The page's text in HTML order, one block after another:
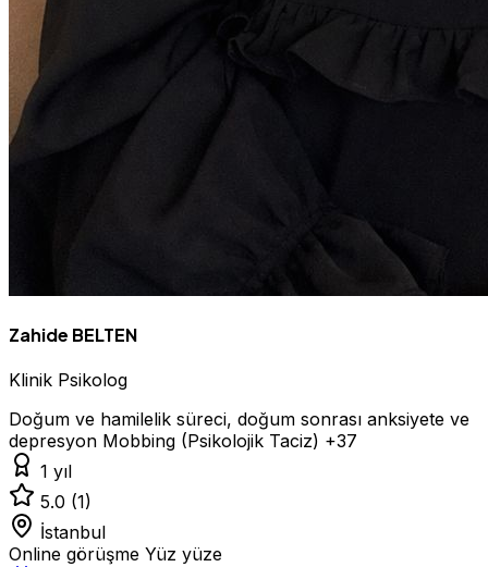
Zahide BELTEN
Klinik Psikolog
Doğum ve hamilelik süreci, doğum sonrası anksiyete ve
depresyon Mobbing (Psikolojik Taciz) +37
1 yıl
5.0 (1)
İstanbul
Online görüşme Yüz yüze